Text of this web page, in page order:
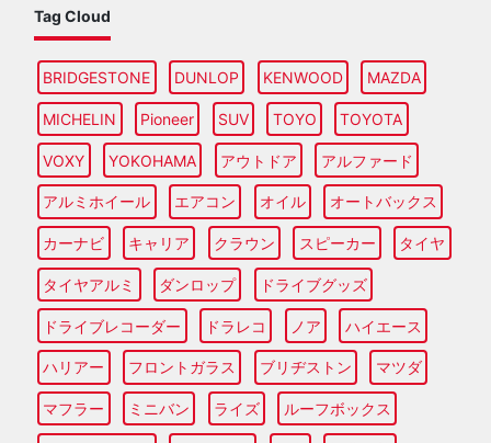
Tag Cloud
BRIDGESTONE DUNLOP KENWOOD MAZDA
MICHELIN Pioneer SUV TOYO TOYOTA
VOXY YOKOHAMA アウトドア アルファード
アルミホイール エアコン オイル オートバックス
カーナビ キャリア クラウン スピーカー タイヤ
タイヤアルミ ダンロップ ドライブグッズ
ドライブレコーダー ドラレコ ノア ハイエース
ハリアー フロントガラス ブリヂストン マツダ
マフラー ミニバン ライズ ルーフボックス